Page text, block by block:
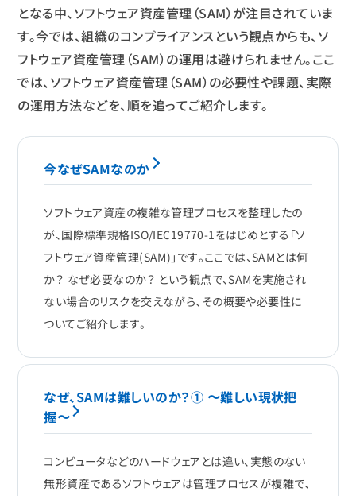
となる中、ソフトウェア資産管理（SAM）が注目されていま
す。今では、組織のコンプライアンスという観点からも、ソ
フトウェア資産管理（SAM）の運用は避けられません。ここ
では、ソフトウェア資産管理（SAM）の必要性や課題、実際
の運用方法などを、順を追ってご紹介します。
今なぜSAMなのか
ソフトウェア資産の複雑な管理プロセスを整理したの
が、国際標準規格ISO/IEC19770-1をはじめとする「ソ
フトウェア資産管理(SAM)」です。ここでは、SAMとは何
か？ なぜ必要なのか？ という観点で、SAMを実施され
ない場合のリスクを交えながら、その概要や必要性に
ついてご紹介します。
なぜ、SAMは難しいのか？① 〜難しい現状把
握〜
コンピュータなどのハードウェアとは違い、実態のない
無形資産であるソフトウェアは管理プロセスが複雑で、